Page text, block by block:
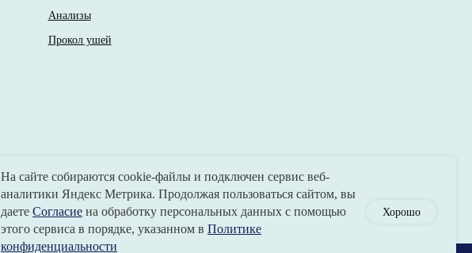
На сайте собираются cookie-файлы и подключен сервис веб-
аналитики Яндекс Метрика. Продолжая пользоваться сайтом, вы
даете Согласие на обработку персональных данных с помощью
этого сервиса в порядке, указанном в Политике
конфиденциальности
Хорошо
Анализы
Прокол ушей